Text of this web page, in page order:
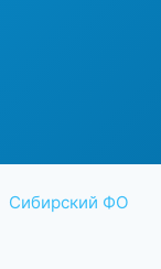
Сибирский ФО